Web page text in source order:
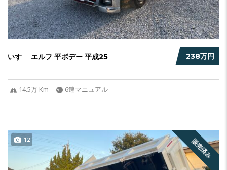
238万円
いすゞ エルフ 平ボデー 平成25
14.5万 Km 6速マニュアル
販売済み
12